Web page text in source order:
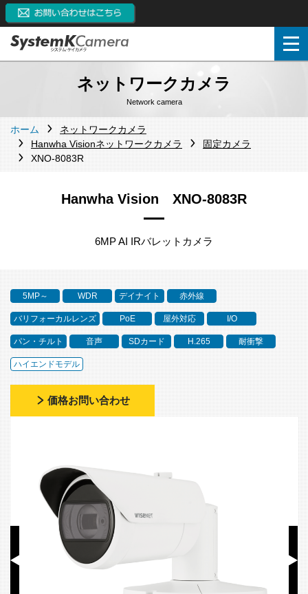
ネットワークカメラ
Network camera
ホーム
ネットワークカメラ
Hanwha Visionネットワークカメラ
固定カメラ
XNO-8083R
Hanwha Vision XNO-8083R
6MP AI IRバレットカメラ
5MP～ WDR デイナイト 赤外線
バリフォーカルレンズ PoE 屋外対応 I/O
パン・チルト 音声 SDカード H.265 耐衝撃
ハイエンドモデル
価格お問い合わせ